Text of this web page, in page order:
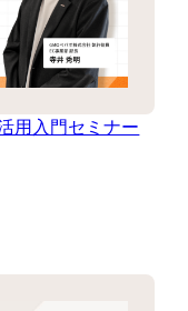
用入門セミナー